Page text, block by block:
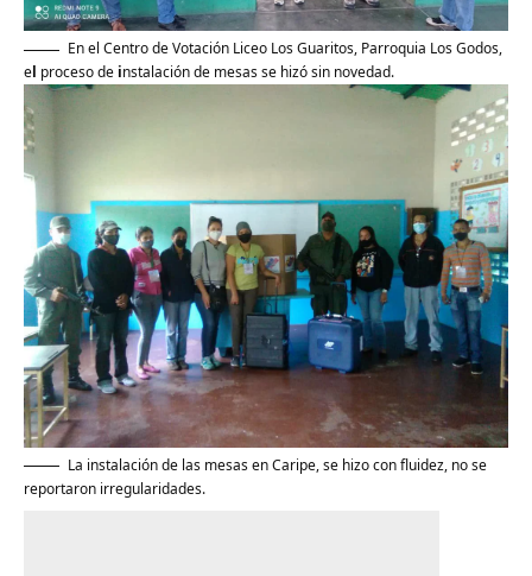
En el Centro de Votación Liceo Los Guaritos, Parroquia Los Godos,
el proceso de instalación de mesas se hizó sin novedad.
La instalación de las mesas en Caripe, se hizo con fluidez, no se
reportaron irregularidades.